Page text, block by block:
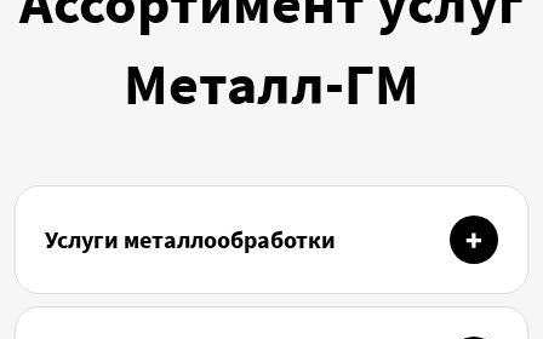
Металл-ГМ
Услуги металлообработки